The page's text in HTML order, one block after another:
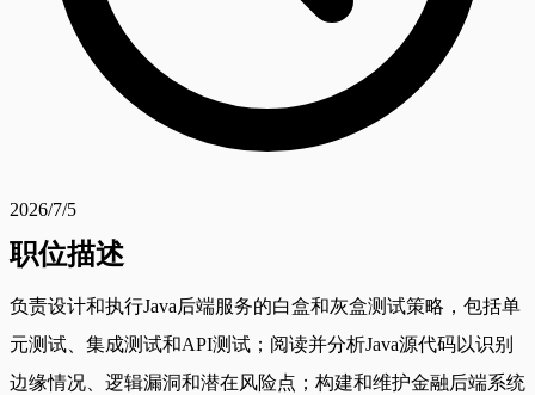
2026/7/5
职位描述
负责设计和执行Java后端服务的白盒和灰盒测试策略，包括单
元测试、集成测试和API测试；阅读并分析Java源代码以识别
边缘情况、逻辑漏洞和潜在风险点；构建和维护金融后端系统